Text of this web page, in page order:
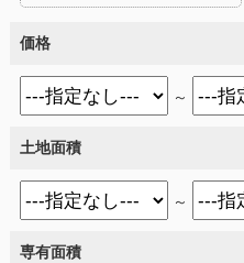
価格
～
土地面積
～
専有面積